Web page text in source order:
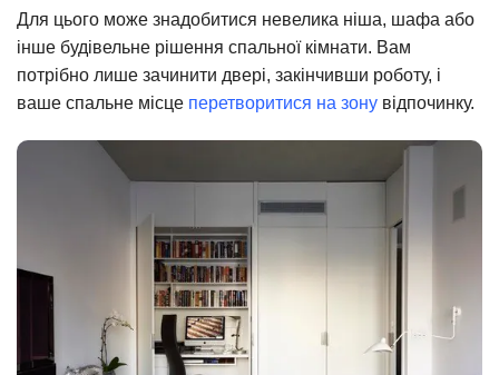
Для цього може знадобитися невелика ніша, шафа або
інше будівельне рішення спальної кімнати. Вам
потрібно лише зачинити двері, закінчивши роботу, і
ваше спальне місце перетворитися на зону відпочинку.